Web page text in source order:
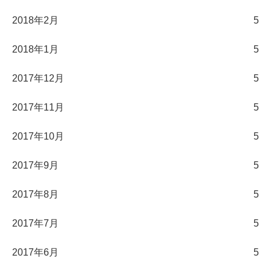
2018年2月 5
2018年1月 5
2017年12月 5
2017年11月 5
2017年10月 5
2017年9月 5
2017年8月 5
2017年7月 5
2017年6月 5